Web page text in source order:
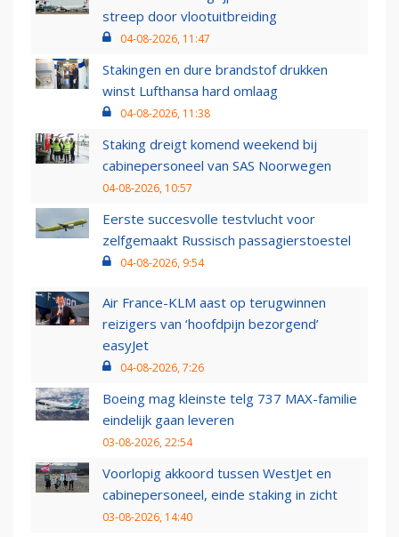
streep door vlootuitbreiding
04-08-2026, 11:47
Stakingen en dure brandstof drukken
winst Lufthansa hard omlaag
04-08-2026, 11:38
Staking dreigt komend weekend bij
cabinepersoneel van SAS Noorwegen
04-08-2026, 10:57
Eerste succesvolle testvlucht voor
zelfgemaakt Russisch passagierstoestel
04-08-2026, 9:54
Air France-KLM aast op terugwinnen
reizigers van ‘hoofdpijn bezorgend’
easyJet
04-08-2026, 7:26
Boeing mag kleinste telg 737 MAX-familie
eindelijk gaan leveren
03-08-2026, 22:54
Voorlopig akkoord tussen WestJet en
cabinepersoneel, einde staking in zicht
03-08-2026, 14:40